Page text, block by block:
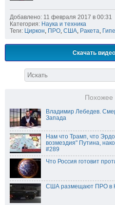
Добавлено: 11 февраля 2017 в 00:31
Категория: Наука и техника
Теги: Циркон, ПРО, США, Ракета,
Скачать
Похожее
Владимир Лебедев.
Запада
Нам что Трамп, что
возмездия" Путина,
#289
Что Россия готовит
США размещают ПРО в